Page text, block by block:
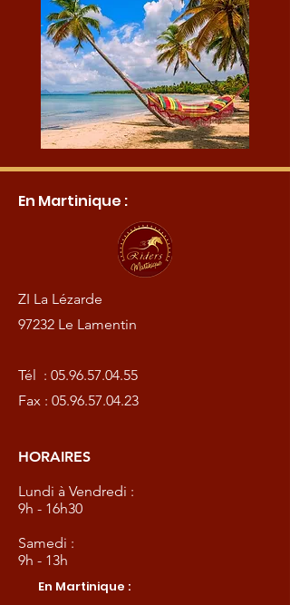
En Martinique :
ZI La Lézarde
97232 Le Lamentin
Tél : 05.96.57.04.55
Fax : 05.96.57.04.23
HORAIRES
Lundi à Vendredi :
9h - 16h30
Samedi :
9h - 13h
En Martinique :